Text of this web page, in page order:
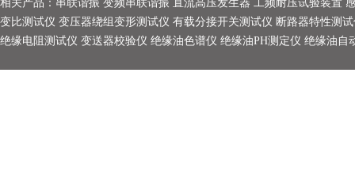
相关产品： 串联谐振 变频串联谐振 直流高压发生器 工频耐压试验装置
变比测试仪 变压器绕组变形测试仪 有载分接开关测试仪 断路器特性测
绝缘电阻测试仪 变送器校验仪 绝缘油色谱仪 绝缘油PH测定仪 绝缘油自